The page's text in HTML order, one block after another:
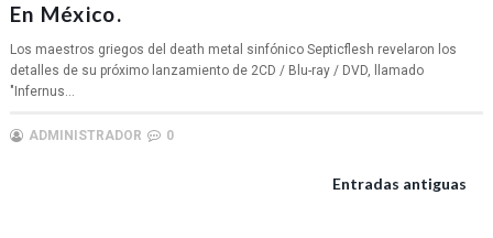
En México.
Los maestros griegos del death metal sinfónico Septicflesh revelaron los
detalles de su próximo lanzamiento de 2CD / Blu-ray / DVD, llamado
"Infernus...
ADMINISTRADOR 0
Entradas antiguas